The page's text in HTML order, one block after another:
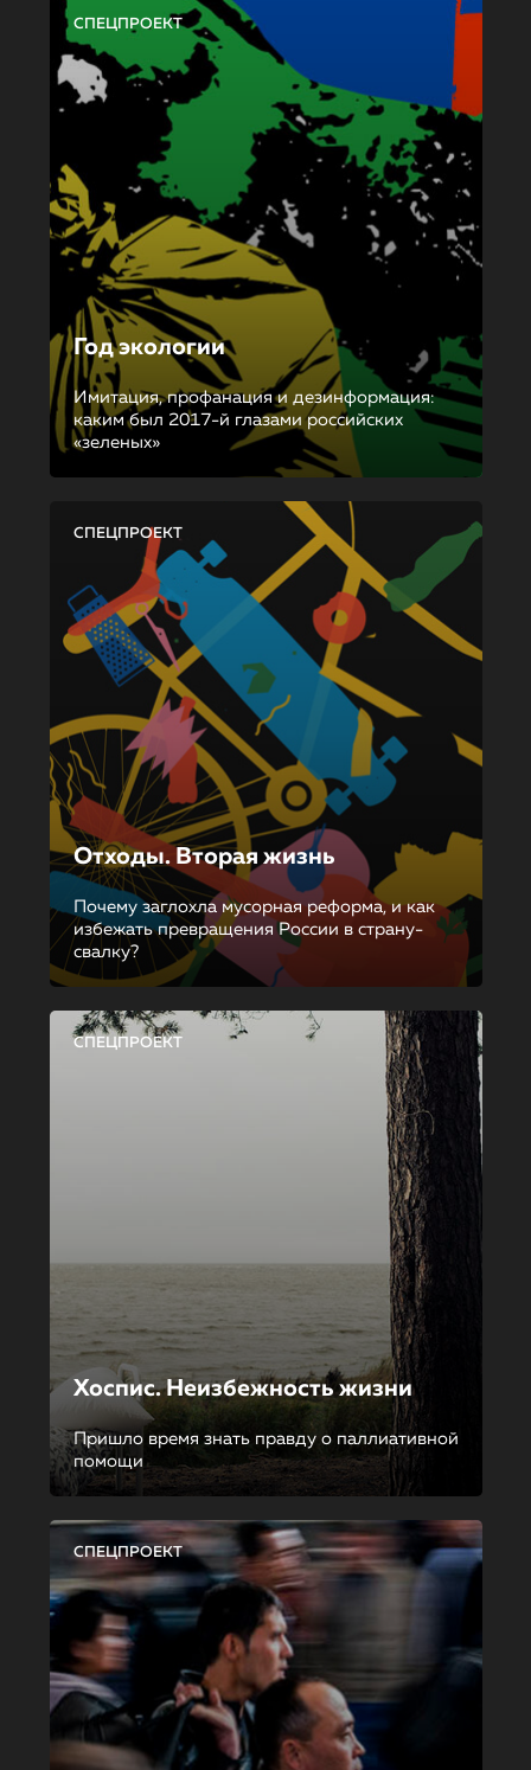
СПЕЦПРОЕКТ
Год экологии
Имитация, профанация и дезинформация:
каким был 2017-й глазами российских
«зеленых»
СПЕЦПРОЕКТ
Отходы. Вторая жизнь
Почему заглохла мусорная реформа, и как
избежать превращения России в страну-
свалку?
СПЕЦПРОЕКТ
Хоспис. Неизбежность жизни
Пришло время знать правду о паллиативной
помощи
СПЕЦПРОЕКТ